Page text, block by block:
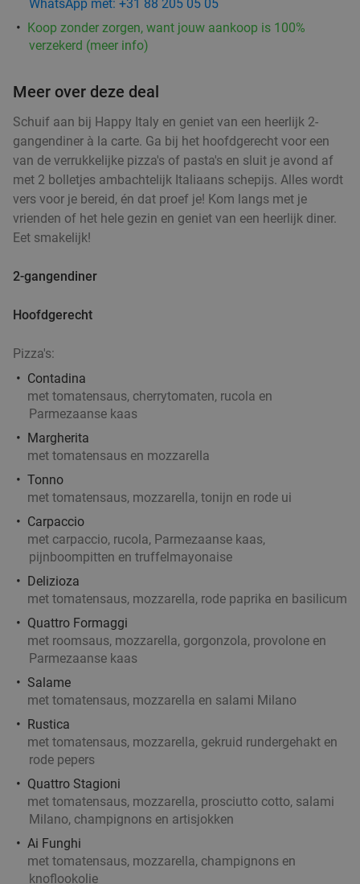
WhatsApp met: +31 88 205 05 05
Koop zonder zorgen, want jouw aankoop is 100%
verzekerd (meer info)
Meer over deze deal
Schuif aan bij Happy Italy en geniet van een heerlijk 2-
gangendiner à la carte. Ga bij het hoofdgerecht voor een
van de verrukkelijke pizza's of pasta's en sluit je avond af
met 2 bolletjes ambachtelijk Italiaans schepijs. Alles wordt
vers voor je bereid, én dat proef je! Kom langs met je
vrienden of het hele gezin en geniet van een heerlijk diner.
Eet smakelijk!
2-gangendiner
Hoofdgerecht
Pizza's:
Contadina
met tomatensaus, cherrytomaten, rucola en
Parmezaanse kaas
Margherita
met tomatensaus en mozzarella
Tonno
met tomatensaus, mozzarella, tonijn en rode ui
Carpaccio
met carpaccio, rucola, Parmezaanse kaas,
pijnboompitten en truffelmayonaise
Delizioza
met tomatensaus, mozzarella, rode paprika en basilicum
Quattro Formaggi
met roomsaus, mozzarella, gorgonzola, provolone en
Parmezaanse kaas
Salame
met tomatensaus, mozzarella en salami Milano
Rustica
met tomatensaus, mozzarella, gekruid rundergehakt en
rode pepers
Quattro Stagioni
met tomatensaus, mozzarella, prosciutto cotto, salami
Milano, champignons en artisjokken
Ai Funghi
met tomatensaus, mozzarella, champignons en
knoflookolie